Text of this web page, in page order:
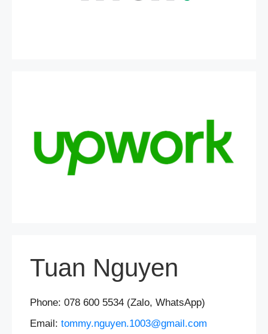
Tuan Nguyen
Phone: 078 600 5534 (Zalo, WhatsApp)
Email: tommy.nguyen.1003@gmail.com